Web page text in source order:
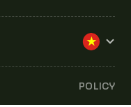
POLICY